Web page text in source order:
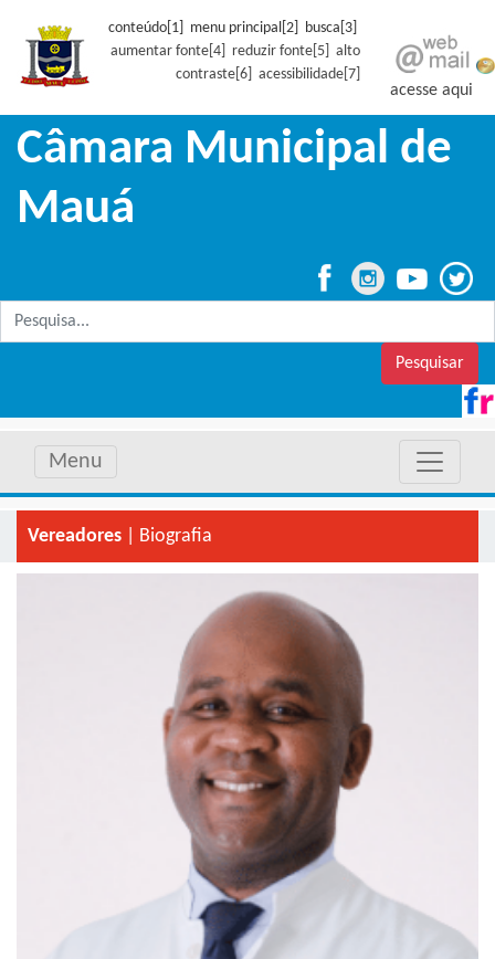
conteúdo[1] menu principal[2] busca[3]
aumentar fonte[4]
reduzir fonte[5]
alto
contraste[6]
acessibilidade[7]
acesse aqui
Câmara Municipal de
Mauá
Pesquisar
Menu
Vereadores | Biografia